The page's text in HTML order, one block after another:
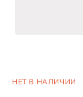
НЕТ В НАЛИЧИИ